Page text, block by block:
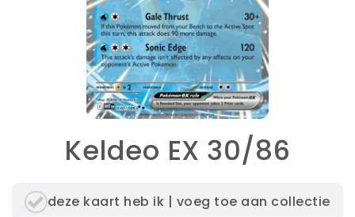
Keldeo EX 30/86
deze kaart heb ik | voeg toe aan collectie